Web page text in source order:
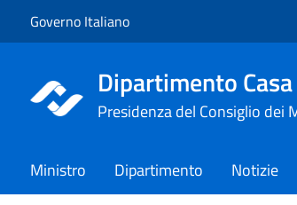
Governo Italiano
Dipartimento
Presidenza del Consiglio dei
Ministro Dipartimento Notizie